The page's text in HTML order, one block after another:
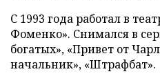
С 1993 года работал в
Фоменко». Снимался в
богатых», «Привет от
начальник», «Штрафбат».